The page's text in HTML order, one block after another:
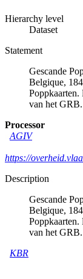
Hierarchy level
Dataset
Statement
Gescande
Belgique,
Poppkaarten.
van het GRB.
Processor
AGIV
https://
Description
Gescande
Belgique,
Poppkaarten.
van het GRB.
KBR